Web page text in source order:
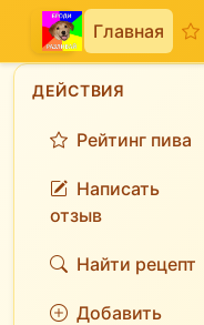
Главная
ДЕЙСТВИЯ
Рейтинг пива
Написать
отзыв
Найти рецепт
Добавить